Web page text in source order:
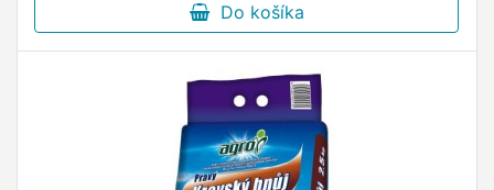
Do košíka